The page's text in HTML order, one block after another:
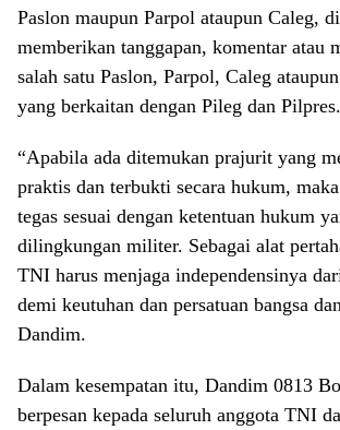
Paslon maupun Parpol ataupun Caleg,
memberikan tanggapan, komentar atau
salah satu Paslon, Parpol, Caleg
yang berkaitan dengan Pileg dan Pilpres.
“Apabila ada ditemukan prajurit yang
praktis dan terbukti secara hukum,
tegas sesuai dengan ketentuan hukum
dilingkungan militer. Sebagai alat
TNI harus menjaga independensinya
demi keutuhan dan persatuan bangsa
Dandim.
Dalam kesempatan itu, Dandim 0813
berpesan kepada seluruh anggota TNI